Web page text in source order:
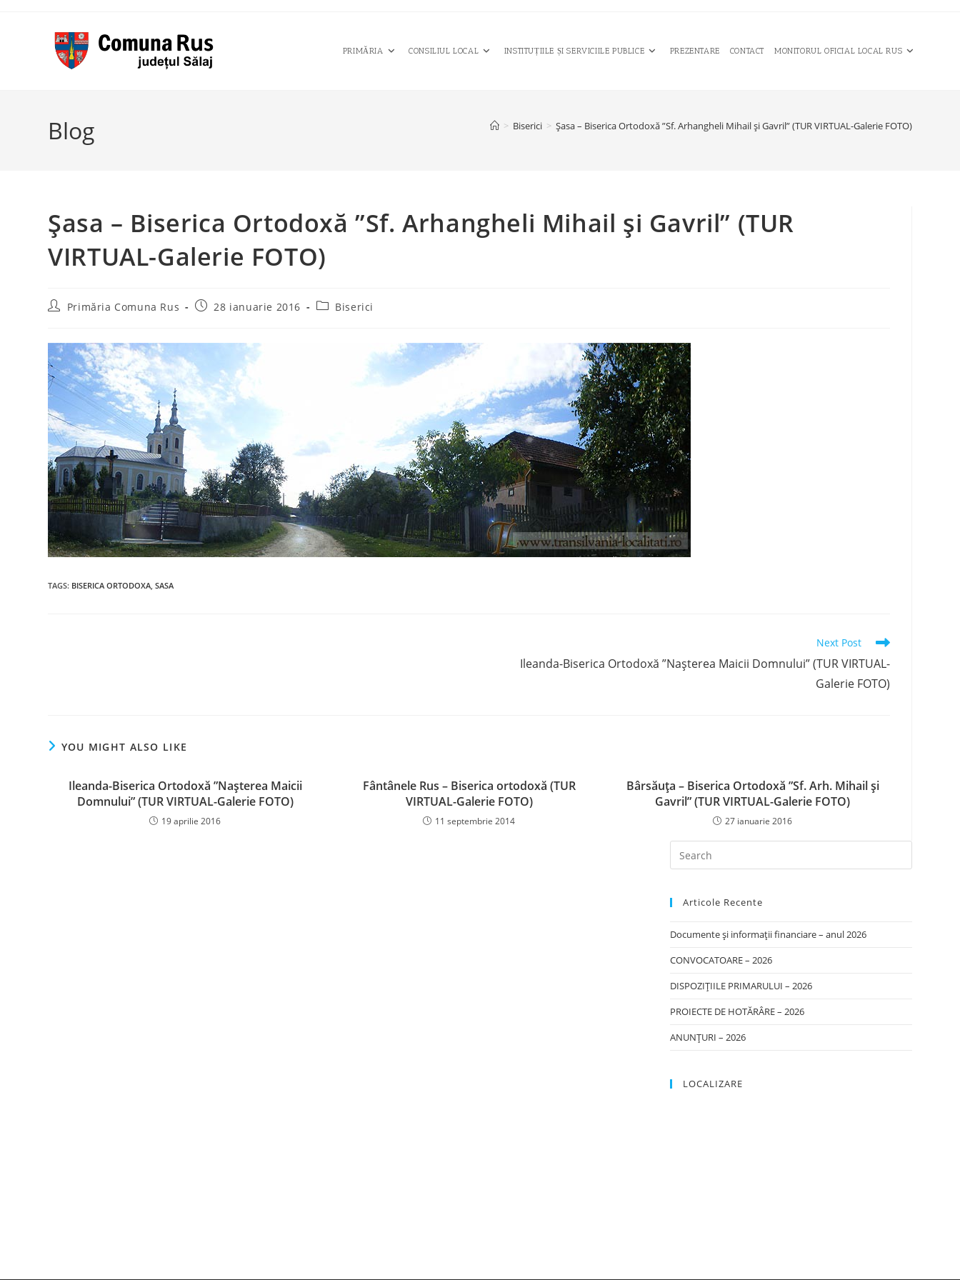
PRIMĂRIA CONSILIUL LOCAL INSTITUȚIILE ȘI SERVICIILE PUBLICE PREZENTARE CONTACT MONITORUL OFICIAL LOCAL RUS
Blog > Biserici > Şasa – Biserica Ortodoxă ”Sf. Arhangheli Mihail şi Gavril” (TUR VIRTUAL-Galerie FOTO)
Şasa – Biserica Ortodoxă ”Sf. Arhangheli Mihail şi Gavril” (TUR
VIRTUAL-Galerie FOTO)
PostPrimăria Comuna Rus
Post28 ianuarie 2016
PostBiserici
TAGS: BISERICA ORTODOXA, SASA
Next Post
Ileanda-Biserica Ortodoxă ”Naşterea Maicii Domnului” (TUR VIRTUAL-
Galerie FOTO)
YOU MIGHT ALSO LIKE
Ileanda-Biserica Ortodoxă ”Naşterea Maicii
Domnului” (TUR VIRTUAL-Galerie FOTO)
19 aprilie 2016
Fântânele Rus – Biserica ortodoxă (TUR
VIRTUAL-Galerie FOTO)
11 septembrie 2014
Bârsăuţa – Biserica Ortodoxă ”Sf. Arh. Mihail şi
Gavril” (TUR VIRTUAL-Galerie FOTO)
27 ianuarie 2016
Articole Recente
Documente și informații financiare – anul 2026
CONVOCATOARE – 2026
DISPOZIȚIILE PRIMARULUI – 2026
PROIECTE DE HOTĂRÂRE – 2026
ANUNȚURI – 2026
LOCALIZARE